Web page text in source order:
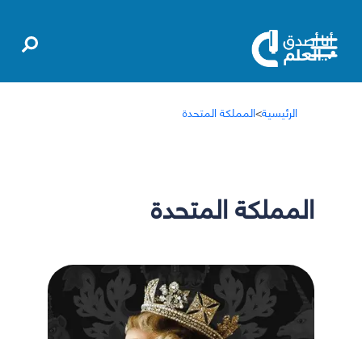
الرئيسية>المملكة المتحدة
المملكة المتحدة